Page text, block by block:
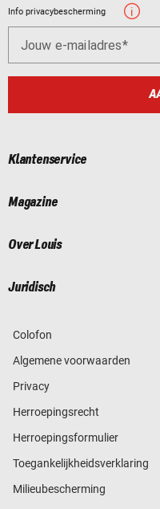
Info privacybescherming
Jouw e-mailadres
Klantenservice
Magazine
Over Louis
Juridisch
Colofon
Algemene voorwaarden
Privacy
Herroepingsrecht
Herroepingsformulier
Toegankelijkheidsverklaring
Milieubescherming